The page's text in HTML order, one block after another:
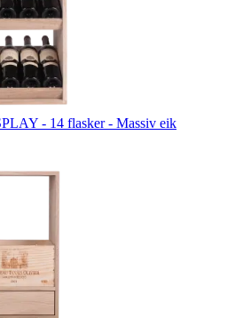
- 14 flasker - Massiv eik